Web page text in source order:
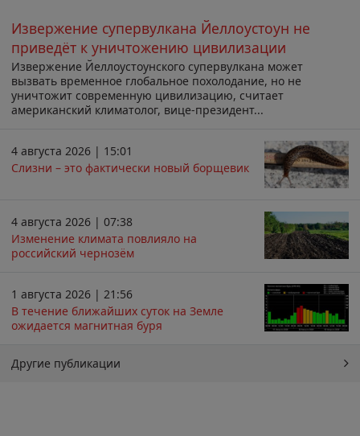
Извержение супервулкана Йеллоустоун не
приведёт к уничтожению цивилизации
Извержение Йеллоустоунского супервулкана может
вызвать временное глобальное похолодание, но не
уничтожит современную цивилизацию, считает
американский климатолог, вице-президент...
4 августа 2026 | 15:01
Слизни – это фактически новый борщевик
4 августа 2026 | 07:38
Изменение климата повлияло на
российский чернозём
1 августа 2026 | 21:56
В течение ближайших суток на Земле
ожидается магнитная буря
Другие публикации